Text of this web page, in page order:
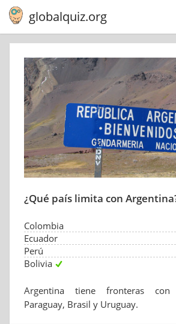
globalquiz.org
¿Qué país limita con
Colombia
Ecuador
Perú
Bolivia
Argentina tiene fronteras con
Paraguay, Brasil y Uruguay.